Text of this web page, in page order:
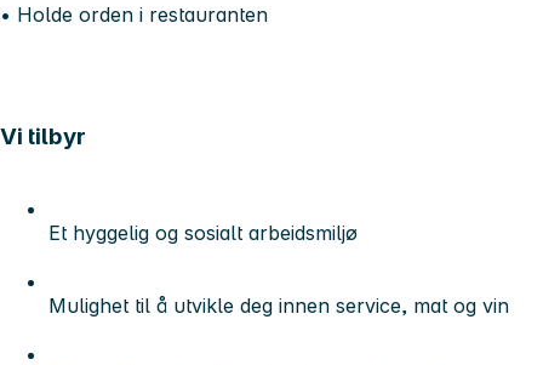
• Holde orden i restauranten
Vi tilbyr
Et hyggelig og sosialt arbeidsmiljø
Mulighet til å utvikle deg innen service, mat og vin